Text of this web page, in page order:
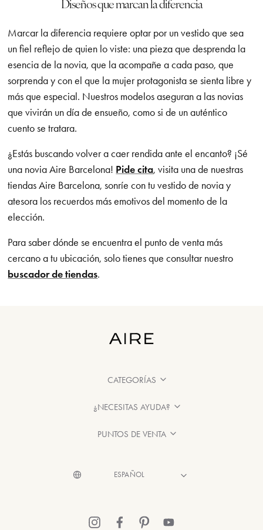
Diseños que marcan la diferencia
Marcar la diferencia requiere optar por un vestido que sea
un fiel reflejo de quien lo viste: una pieza que desprenda la
esencia de la novia, que la acompañe a cada paso, que
sorprenda y con el que la mujer protagonista se sienta libre y
más que especial. Nuestros modelos aseguran a las novias
que vivirán un día de ensueño, como si de un auténtico
cuento se tratara.
¿Estás buscando volver a caer rendida ante el encanto? ¡Sé
una novia Aire Barcelona! Pide cita, visita una de nuestras
tiendas Aire Barcelona, sonríe con tu vestido de novia y
atesora los recuerdos más emotivos del momento de la
elección.
Para saber dónde se encuentra el punto de venta más
cercano a tu ubicación, solo tienes que consultar nuestro
buscador de tiendas.
CATEGORÍAS
¿NECESITAS AYUDA?
PUNTOS DE VENTA